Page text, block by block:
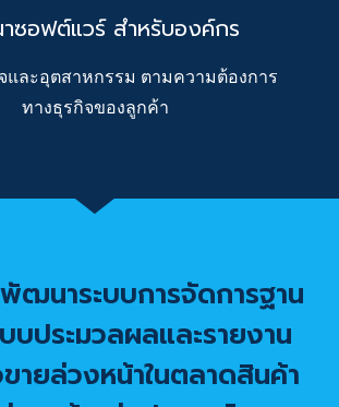
อฟต์แวร์ สำหรับองค์กร
และอุตสาหกรรม ตามความต้องการ
ทางธุรกิจของลูกค้า
พัฒนาระบบการจัดการฐาน
บประมวลผลและรายงาน
ายล่วงหน้าในตลาดสินค้า